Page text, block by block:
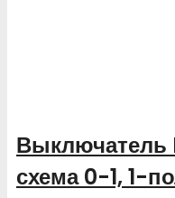
Выключатель
схема 0-1, 1-